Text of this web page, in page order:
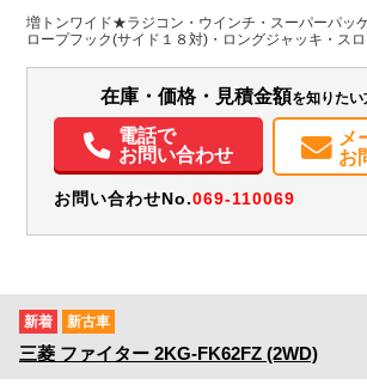
W:2,470
パワステ パワーウィンドウ エアバッグ
電動格納ミラー
バックモニター
増トンワイド★ラジコン・ウインチ・スーパーパッ
ロープフック(サイド１８対)・ロングジャッキ・ス
在庫・価格・見積金額を知りた
電話で
お問い合わせ
メ
お
お問い合わせNo.069-110069
新着 新古車
三菱 ファイター 2KG-FK62FZ (2WD)